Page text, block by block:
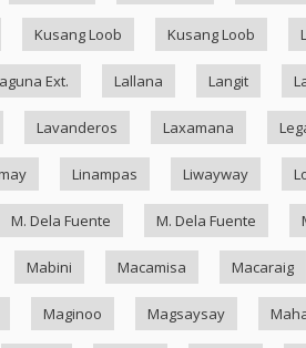
Kusang Loob Kusang Loob
Ext. Lallana Langit
Lavanderos Laxamana
Linampas Liwayway
M. Dela Fuente M. Dela Fuente
Mabini Macamisa Macaraig
Maginoo Magsaysay